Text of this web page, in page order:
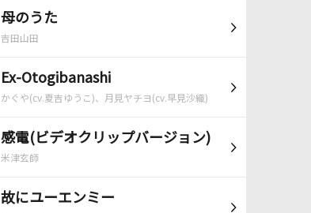
母のうた
吉田山田
Ex-Otogibanashi
かぐや(cv.夏吉ゆうこ)、月見ヤチヨ(cv.早見沙織)
感電(ビデオクリップバージョン)
米津玄師
故にユーエンミー